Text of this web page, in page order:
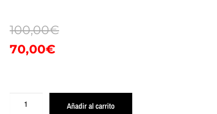
100,00€
70,00€
Añadir al carrito